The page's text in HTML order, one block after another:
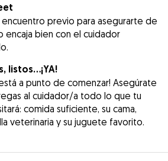
encuentro previo para asegurarte de
encaja bien con el cuidador
listos...¡YA!
a punto de comenzar! Asegúrate
al cuidador/a todo lo que tu
comida suficiente, su cama,
veterinaria y su juguete favorito.